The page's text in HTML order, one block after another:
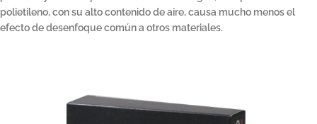
polietileno, con su alto contenido de aire, causa mucho menos el
efecto de desenfoque común a otros materiales.